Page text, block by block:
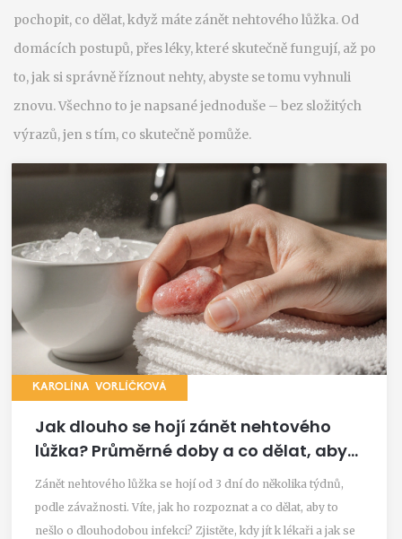
pochopit, co dělat, když máte zánět nehtového lůžka. Od
domácích postupů, přes léky, které skutečně fungují, až po
to, jak si správně říznout nehty, abyste se tomu vyhnuli
znovu. Všechno to je napsané jednoduše – bez složitých
výrazů, jen s tím, co skutečně pomůže.
KAROLÍNA VORLÍČKOVÁ
Jak dlouho se hojí zánět nehtového
lůžka? Průměrné doby a co dělat, aby
to nešlo o špatnou manikúru
Zánět nehtového lůžka se hojí od 3 dní do několika týdnů,
podle závažnosti. Víte, jak ho rozpoznat a co dělat, aby to
nešlo o dlouhodobou infekci? Zjistěte, kdy jít k lékaři a jak se